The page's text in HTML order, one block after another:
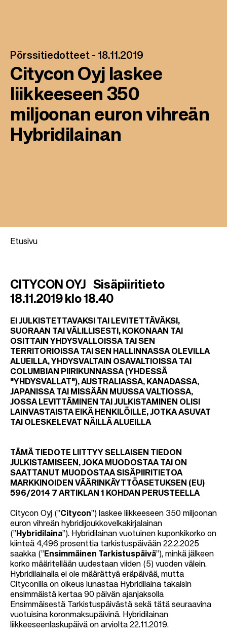
Pörssitiedotteet - 18.11.2019
Citycon Oyj laskee
liikkeeseen 350
miljoonan euron vihreän
Hybridilainan
M
u
u
p
o
l
k
u
Etusivu
CITYCON OYJ Sisäpiiritieto
18.11.2019 klo 18.40
EI JULKISTETTAVAKSI TAI LEVITETTÄVÄKSI,
SUORAAN TAI VÄLILLISESTI, KOKONAAN TAI
OSITTAIN YHDYSVALLOISSA TAI SEN
TERRITORIOISSA TAI SEN HALLINNASSA OLEVILLA
ALUEILLA, YHDYSVALTAIN OSAVALTIOISSA TAI
COLUMBIAN PIIRIKUNNASSA (YHDESSÄ
"YHDYSVALLAT"), AUSTRALIASSA, KANADASSA,
JAPANISSA TAI MISSÄÄN MUUSSA VALTIOSSA,
JOSSA LEVITTÄMINEN TAI JULKISTAMINEN OLISI
LAINVASTAISTA EIKÄ HENKILÖILLE, JOTKA ASUVAT
TAI OLESKELEVAT NÄILLÄ ALUEILLA
TÄMÄ TIEDOTE LIITTYY SELLAISEN TIEDON
JULKISTAMISEEN, JOKA MUODOSTAA TAI ON
SAATTANUT MUODOSTAA SISÄPIIRITIETOA
MARKKINOIDEN VÄÄRINKÄYTTÖASETUKSEN (EU)
596/2014 7 ARTIKLAN 1 KOHDAN PERUSTEELLA
Citycon Oyj (”Citycon”) laskee liikkeeseen 350 miljoonan
euron vihreän hybridijoukkovelkakirjalainan
(”Hybridilaina”). Hybridilainan vuotuinen kuponkikorko on
kiinteä 4,496 prosenttia tarkistuspäivään 22.2.2025
saakka (”Ensimmäinen Tarkistuspäivä”), minkä jälkeen
korko määritellään uudestaan viiden (5) vuoden välein.
Hybridilainalla ei ole määrättyä eräpäivää, mutta
Cityconilla on oikeus lunastaa Hybridilaina takaisin
ensimmäistä kertaa 90 päivän ajanjaksolla
Ensimmäisestä Tarkistuspäivästä sekä tätä seuraavina
vuotuisina koronmaksupäivinä. Hybridilainan
liikkeeseenlaskupäivä on arviolta 22.11.2019.